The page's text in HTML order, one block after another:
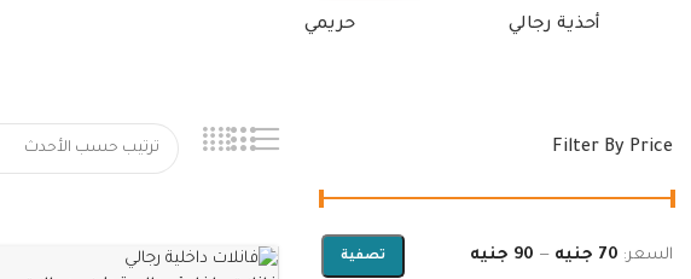
أحذية رجالي حريمي
Filter By Price
تصفية السعر: 70 جنيه — 90 جنيه